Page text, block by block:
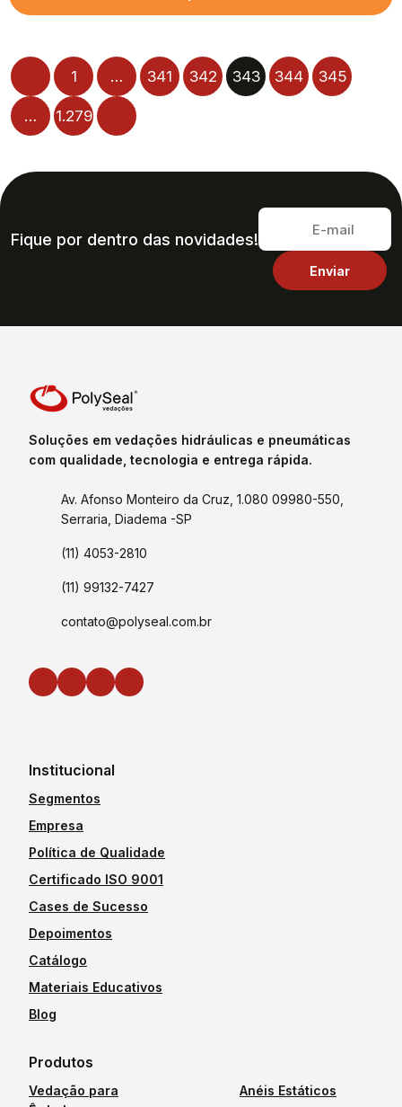
1 … 341 342 343 344 345
… 1.279
Fique por dentro das novidades!
Soluções em vedações hidráulicas e pneumáticas
com qualidade, tecnologia e entrega rápida.
Av. Afonso Monteiro da Cruz, 1.080 09980-550,
Serraria, Diadema -SP
(11) 4053-2810
(11) 99132-7427
contato@polyseal.com.br
Institucional
Segmentos
Empresa
Política de Qualidade
Certificado ISO 9001
Cases de Sucesso
Depoimentos
Catálogo
Materiais Educativos
Blog
Produtos
Vedação para
Anéis Estáticos